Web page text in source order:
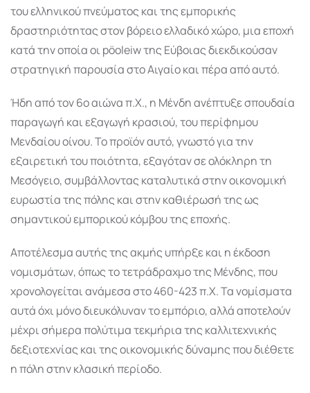
του ελληνικού πνεύματος και της εμπορικής
δραστηριότητας στον βόρειο ελλαδικό χώρο, μια εποχή
κατά την οποία οι pöoleiw της Εύβοιας διεκδικούσαν
στρατηγική παρουσία στο Αιγαίο και πέρα από αυτό.
Ήδη από τον 6ο αιώνα π.Χ., η Μένδη ανέπτυξε σπουδαία
παραγωγή και εξαγωγή κρασιού, του περίφημου
Μενδαίου οίνου. Το προϊόν αυτό, γνωστό για την
εξαιρετική του ποιότητα, εξαγόταν σε ολόκληρη τη
Μεσόγειο, συμβάλλοντας καταλυτικά στην οικονομική
ευρωστία της πόλης και στην καθιέρωσή της ως
σημαντικού εμπορικού κόμβου της εποχής.
Αποτέλεσμα αυτής της ακμής υπήρξε και η έκδοση
νομισμάτων, όπως το τετράδραχμο της Μένδης, που
χρονολογείται ανάμεσα στο 460-423 π.Χ. Τα νομίσματα
αυτά όχι μόνο διευκόλυναν το εμπόριο, αλλά αποτελούν
μέχρι σήμερα πολύτιμα τεκμήρια της καλλιτεχνικής
δεξιοτεχνίας και της οικονομικής δύναμης που διέθετε
η πόλη στην κλασική περίοδο.